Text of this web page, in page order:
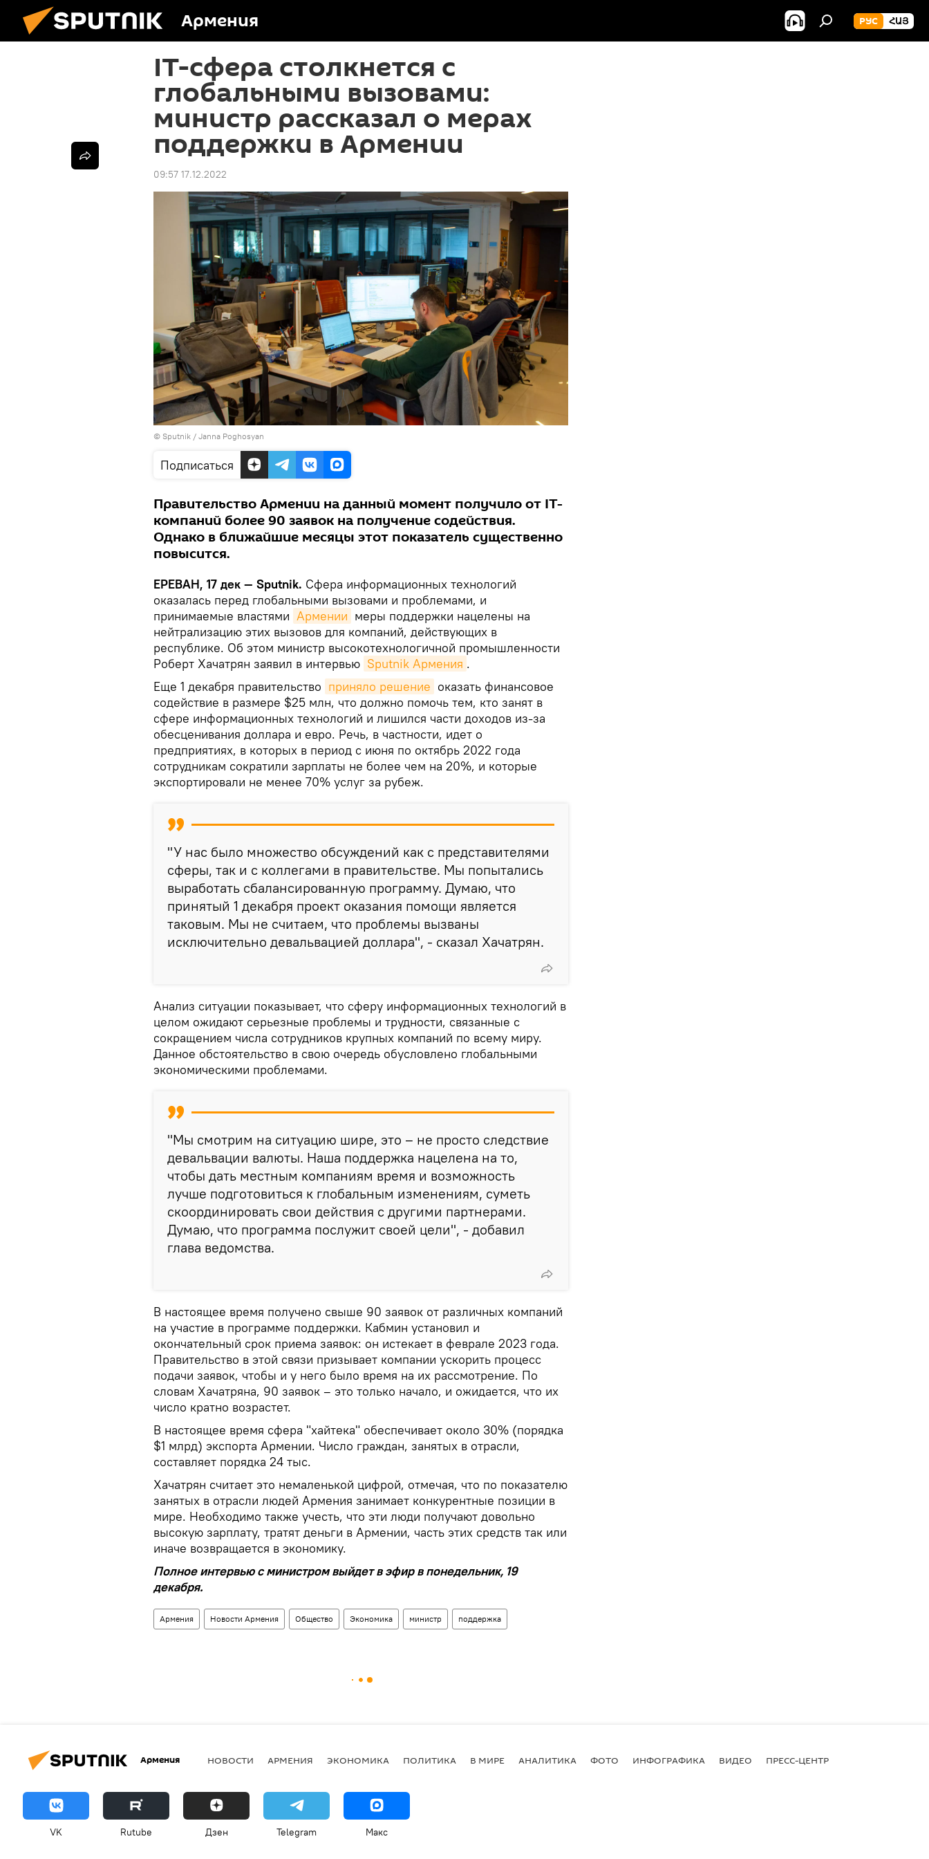
Армения РУС ՀԱՅ
IT-сфера столкнется с
глобальными вызовами:
министр рассказал о мерах
поддержки в Армении
09:57 17.12.2022
© Sputnik / Janna Poghosyan
Подписаться
Правительство Армении на данный момент получило от IT-
компаний более 90 заявок на получение содействия.
Однако в ближайшие месяцы этот показатель существенно
повысится.
ЕРЕВАН, 17 дек — Sputnik. Сфера информационных технологий
оказалась перед глобальными вызовами и проблемами, и
принимаемые властями Армении меры поддержки нацелены на
нейтрализацию этих вызовов для компаний, действующих в
республике. Об этом министр высокотехнологичной промышленности
Роберт Хачатрян заявил в интервью Sputnik Армения .
Еще 1 декабря правительство приняло решение оказать финансовое
содействие в размере $25 млн, что должно помочь тем, кто занят в
сфере информационных технологий и лишился части доходов из-за
обесценивания доллара и евро. Речь, в частности, идет о
предприятиях, в которых в период с июня по октябрь 2022 года
сотрудникам сократили зарплаты не более чем на 20%, и которые
экспортировали не менее 70% услуг за рубеж.
"У нас было множество обсуждений как с представителями
сферы, так и с коллегами в правительстве. Мы попытались
выработать сбалансированную программу. Думаю, что
принятый 1 декабря проект оказания помощи является
таковым. Мы не считаем, что проблемы вызваны
исключительно девальвацией доллара", - сказал Хачатрян.
Анализ ситуации показывает, что сферу информационных технологий в
целом ожидают серьезные проблемы и трудности, связанные с
сокращением числа сотрудников крупных компаний по всему миру.
Данное обстоятельство в свою очередь обусловлено глобальными
экономическими проблемами.
"Мы смотрим на ситуацию шире, это – не просто следствие
девальвации валюты. Наша поддержка нацелена на то,
чтобы дать местным компаниям время и возможность
лучше подготовиться к глобальным изменениям, суметь
скоординировать свои действия с другими партнерами.
Думаю, что программа послужит своей цели", - добавил
глава ведомства.
В настоящее время получено свыше 90 заявок от различных компаний
на участие в программе поддержки. Кабмин установил и
окончательный срок приема заявок: он истекает в феврале 2023 года.
Правительство в этой связи призывает компании ускорить процесс
подачи заявок, чтобы и у него было время на их рассмотрение. По
словам Хачатряна, 90 заявок – это только начало, и ожидается, что их
число кратно возрастет.
В настоящее время сфера "хайтека" обеспечивает около 30% (порядка
$1 млрд) экспорта Армении. Число граждан, занятых в отрасли,
составляет порядка 24 тыс.
Хачатрян считает это немаленькой цифрой, отмечая, что по показателю
занятых в отрасли людей Армения занимает конкурентные позиции в
мире. Необходимо также учесть, что эти люди получают довольно
высокую зарплату, тратят деньги в Армении, часть этих средств так или
иначе возвращается в экономику.
Полное интервью с министром выйдет в эфир в понедельник, 19
декабря.
Армения Новости Армения Общество Экономика министр поддержка
Армения НОВОСТИ АРМЕНИЯ ЭКОНОМИКА ПОЛИТИКА В МИРЕ АНАЛИТИКА ФОТО ИНФОГРАФИКА ВИДЕО ПРЕСС-ЦЕНТР
VK Rutube Дзен Telegram Макс